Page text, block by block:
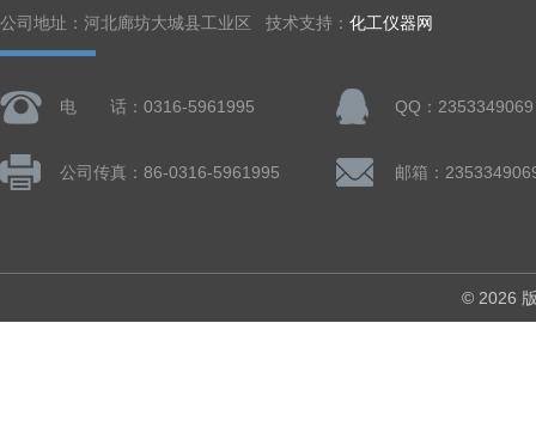
公司地址：河北廊坊大城县工业区 技术支持： 化工仪器网
电 话：0316-5961995 QQ：2353349069
公司传真：86-0316-5961995 邮箱：
© 2026